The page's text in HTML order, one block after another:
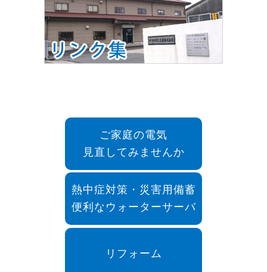
ご家庭の電気
見直してみませんか
熱中症対策・災害用備蓄
便利なウォーターサーバ
リフォーム